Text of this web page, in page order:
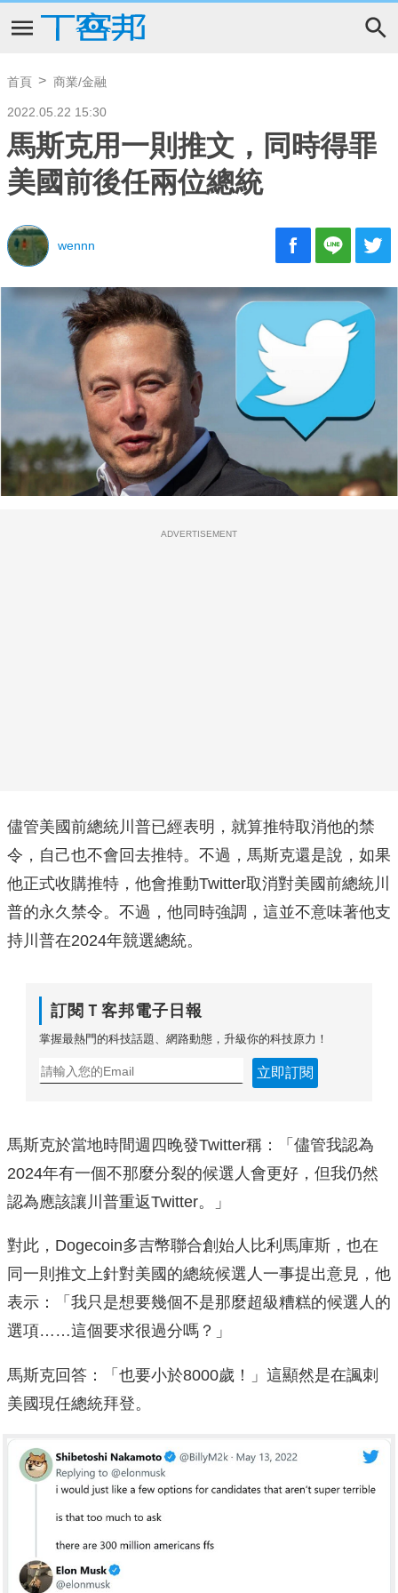
首頁 商業/金融
2022.05.22 15:30
馬斯克用一則推文，同時得罪
美國前後任兩位總統
wennn
ADVERTISEMENT
儘管美國前總統川普已經表明，就算推特取消他的禁
令，自己也不會回去推特。不過，馬斯克還是說，如果
他正式收購推特，他會推動Twitter取消對美國前總統川
普的永久禁令。不過，他同時強調，這並不意味著他支
持川普在2024年競選總統。
訂閱Ｔ客邦電子日報
掌握最熱門的科技話題、網路動態，升級你的科技原力！
立即訂閱
馬斯克於當地時間週四晚發Twitter稱：「儘管我認為
2024年有一個不那麼分裂的候選人會更好，但我仍然
認為應該讓川普重返Twitter。」
對此，Dogecoin多吉幣聯合創始人比利馬庫斯，也在
同一則推文上針對美國的總統候選人一事提出意見，他
表示：「我只是想要幾個不是那麼超級糟糕的候選人的
選項……這個要求很過分嗎？」
馬斯克回答：「也要小於8000歲！」這顯然是在諷刺
美國現任總統拜登。